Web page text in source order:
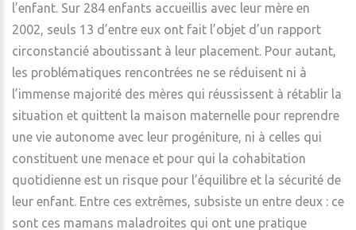
l’enfant. Sur 284 enfants accueillis avec leur mère en
2002, seuls 13 d’entre eux ont fait l’objet d’un rapport
circonstancié aboutissant à leur placement. Pour autant,
les problématiques rencontrées ne se réduisent ni à
l’immense majorité des mères qui réussissent à rétablir la
situation et quittent la maison maternelle pour reprendre
une vie autonome avec leur progéniture, ni à celles qui
constituent une menace et pour qui la cohabitation
quotidienne est un risque pour l’équilibre et la sécurité de
leur enfant. Entre ces extrêmes, subsiste un entre deux : ce
sont ces mamans maladroites qui ont une pratique